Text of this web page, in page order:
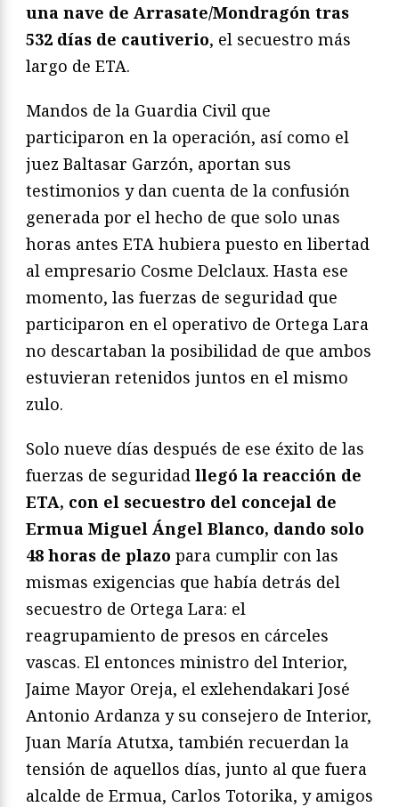
una nave de Arrasate/Mondragón tras
532 días de cautiverio, el secuestro más
largo de ETA.
Mandos de la Guardia Civil que
participaron en la operación, así como el
juez Baltasar Garzón, aportan sus
testimonios y dan cuenta de la confusión
generada por el hecho de que solo unas
horas antes ETA hubiera puesto en libertad
al empresario Cosme Delclaux. Hasta ese
momento, las fuerzas de seguridad que
participaron en el operativo de Ortega Lara
no descartaban la posibilidad de que ambos
estuvieran retenidos juntos en el mismo
zulo.
Solo nueve días después de ese éxito de las
fuerzas de seguridad llegó la reacción de
ETA, con el secuestro del concejal de
Ermua Miguel Ángel Blanco, dando solo
48 horas de plazo para cumplir con las
mismas exigencias que había detrás del
secuestro de Ortega Lara: el
reagrupamiento de presos en cárceles
vascas. El entonces ministro del Interior,
Jaime Mayor Oreja, el exlehendakari José
Antonio Ardanza y su consejero de Interior,
Juan María Atutxa, también recuerdan la
tensión de aquellos días, junto al que fuera
alcalde de Ermua, Carlos Totorika, y amigos